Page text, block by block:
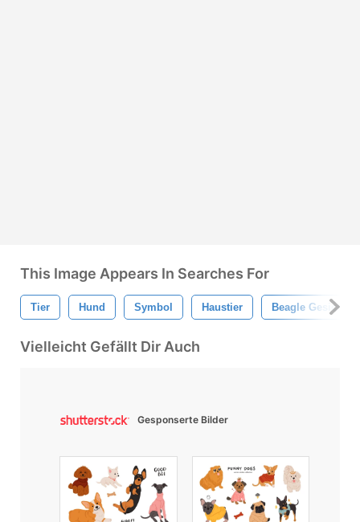
This Image Appears In Searches For
Tier Hund Symbol Haustier Beagle Gesicht
Vielleicht Gefällt Dir Auch
Gesponserte Bilder